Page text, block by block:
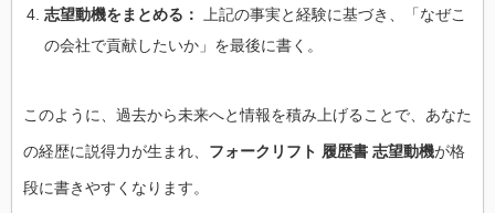
志望動機をまとめる： 上記の事実と経験に基づき、「なぜこ
の会社で貢献したいか」を最後に書く。
このように、過去から未来へと情報を積み上げることで、あなた
の経歴に説得力が生まれ、 フォークリフト 履歴書 志望動機が格
段に書きやすくなります。